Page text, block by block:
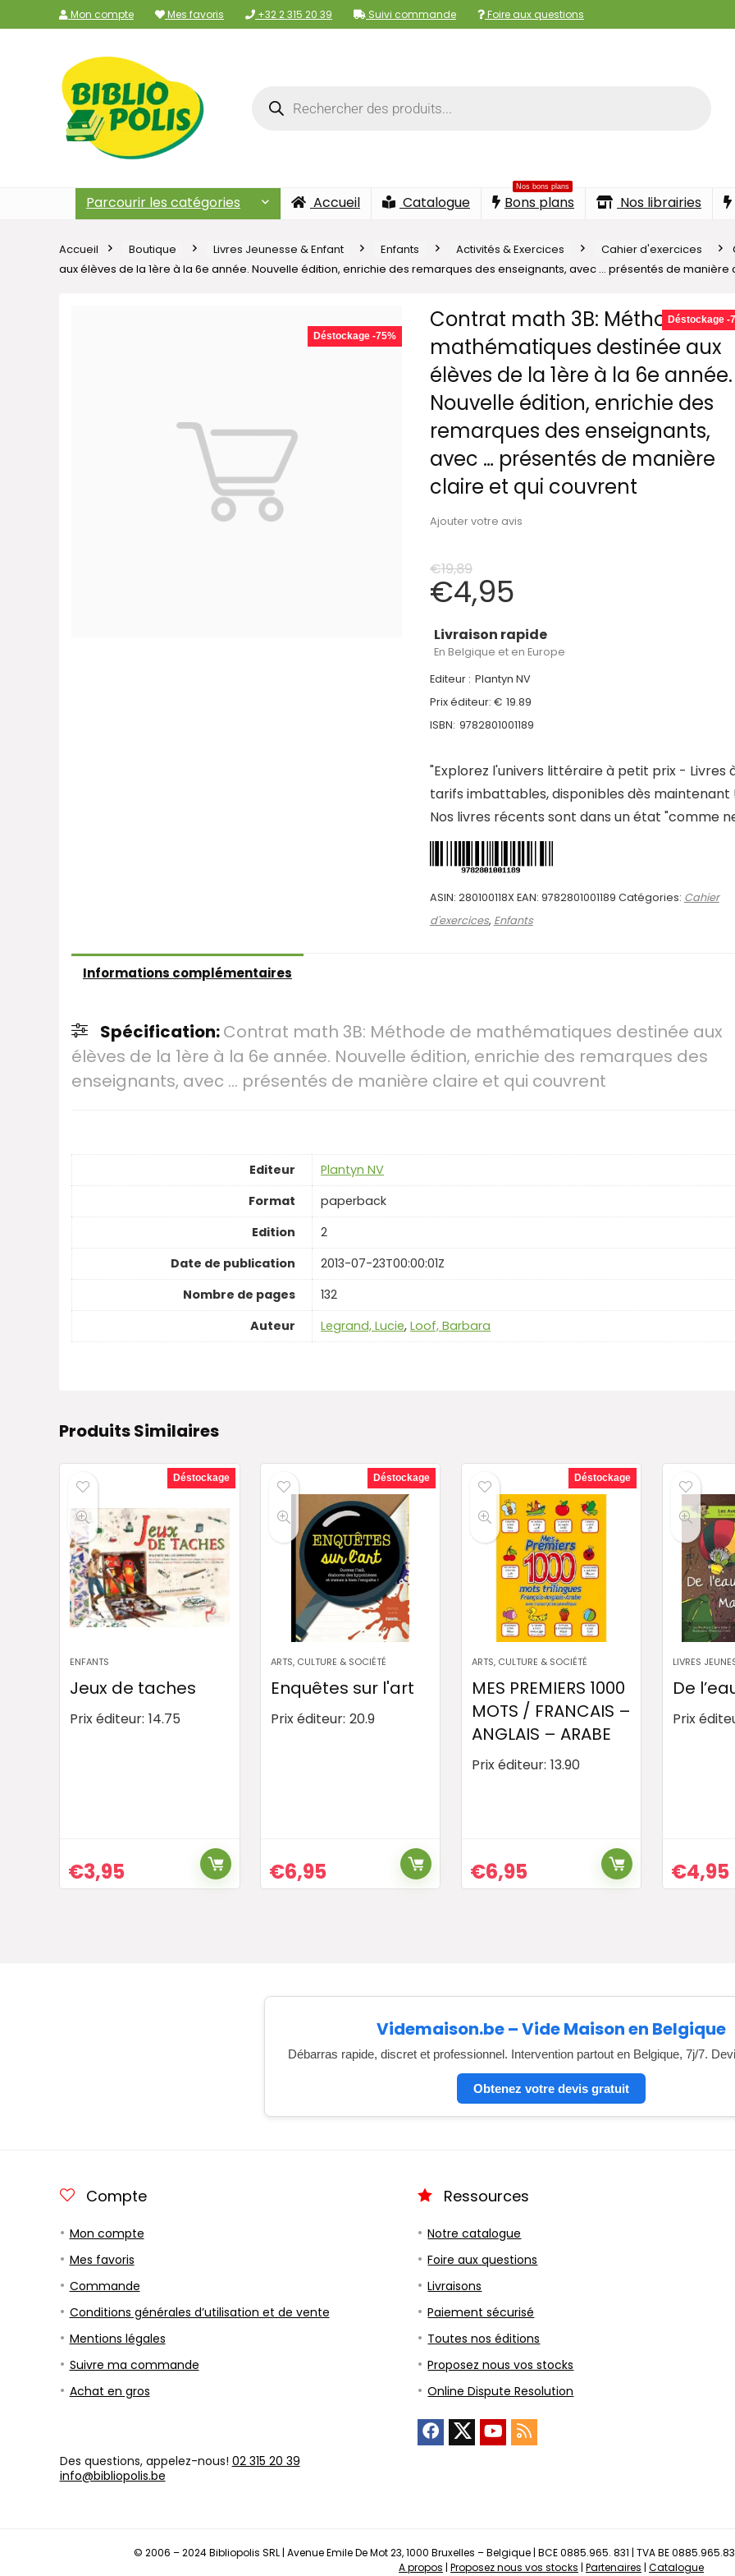
Mon compte Mes favoris +32 2 315 20 39 Suivi commande Foire aux questions
Parcourir les catégories Accueil Catalogue
Nos bons plans
Bons plans Nos librairies
Accueil Boutique Livres Jeunesse & Enfant Enfants Activités & Exercices Cahier d'exercices
aux élèves de la 1ère à la 6e année. Nouvelle édition, enrichie des remarques des enseignants, avec … présentés de manière
Déstockage -75%
Contrat math 3B: Méthode de
mathématiques destinée aux
élèves de la 1ère à la 6e année.
Nouvelle édition, enrichie des
remarques des enseignants,
avec … présentés de manière
claire et qui couvrent
Ajouter votre avis
€19,89
€4,95
Déstockage -
Livraison rapide
En Belgique et en Europe
Editeur : Plantyn NV
Prix éditeur: € 19.89
ISBN: 9782801001189
"Explorez l'univers littéraire à petit prix - Livres
tarifs imbattables, disponibles dès maintenant
Nos livres récents sont dans un état "comme
ASIN: 280100118XEAN: 9782801001189 Catégories: Cahier
d'exercices, Enfants
Informations complémentaires
Spécification:Contrat math 3B: Méthode de mathématiques destinée aux
élèves de la 1ère à la 6e année. Nouvelle édition, enrichie des remarques des
enseignants, avec … présentés de manière claire et qui couvrent
Editeur
Plantyn NV
Format
paperback
Edition
2
Date de publication
2013-07-23T00:00:01Z
Nombre de pages
132
Auteur
Legrand, Lucie, Loof, Barbara
Produits Similaires
Déstockage
ENFANTS
Jeux de taches
Prix éditeur: 14.75
€3,95
Déstockage
ARTS, CULTURE & SOCIÉTÉ
Enquêtes sur l'art
Prix éditeur: 20.9
€6,95
Déstockage
ARTS, CULTURE & SOCIÉTÉ
MES PREMIERS 1000
MOTS / FRANCAIS –
ANGLAIS – ARABE
Prix éditeur: 13.90
€6,95
LIVRES
De
Prix
€4,95
Videmaison.be – Vide Maison en Belgique
Débarras rapide, discret et professionnel. Intervention partout en Belgique, 7j/7.
Obtenez votre devis gratuit
Compte
Mon compte
Mes favoris
Commande
Conditions générales d’utilisation et de vente
Mentions légales
Suivre ma commande
Achat en gros
Des questions, appelez-nous! 02 315 20 39
info@bibliopolis.be
Ressources
Notre catalogue
Foire aux questions
Livraisons
Paiement sécurisé
Toutes nos éditions
Proposez nous vos stocks
Online Dispute Resolution
© 2006 – 2024 Bibliopolis SRL | Avenue Emile De Mot 23, 1000 Bruxelles – Belgique | BCE 0885.965. 831 | TVA BE
A propos | Proposez nous vos stocks | Partenaires | Catalogue